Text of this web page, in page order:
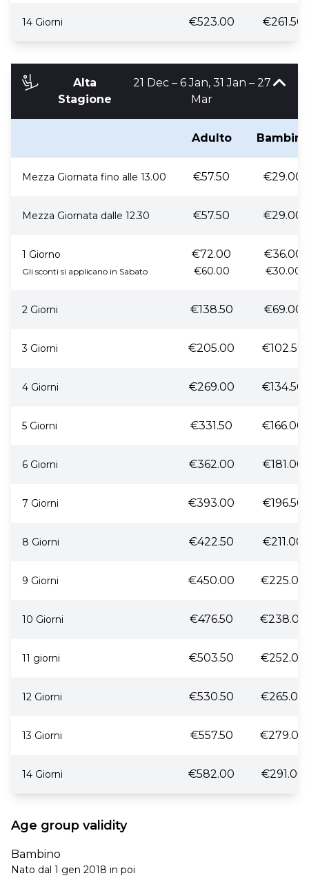
14 Giorni €523.00 €261.50
Alta
Stagione
21 Dec – 6 Jan, 31 Jan – 27
Mar
Adulto Bambino
Mezza Giornata fino alle 13.00 €57.50 €29.00
Mezza Giornata dalle 12.30 €57.50 €29.00
1 Giorno
Gli sconti si applicano in Sabato
€72.00
€60.00
€36.00
€30.00
2 Giorni €138.50 €69.00
3 Giorni €205.00 €102.50
4 Giorni €269.00 €134.50
5 Giorni €331.50 €166.00
6 Giorni €362.00 €181.00
7 Giorni €393.00 €196.50
8 Giorni €422.50 €211.00
9 Giorni €450.00 €225.00
10 Giorni €476.50 €238.00
11 giorni €503.50 €252.00
12 Giorni €530.50 €265.00
13 Giorni €557.50 €279.00
14 Giorni €582.00 €291.00
Age group validity
Bambino
Nato dal 1 gen 2018 in poi